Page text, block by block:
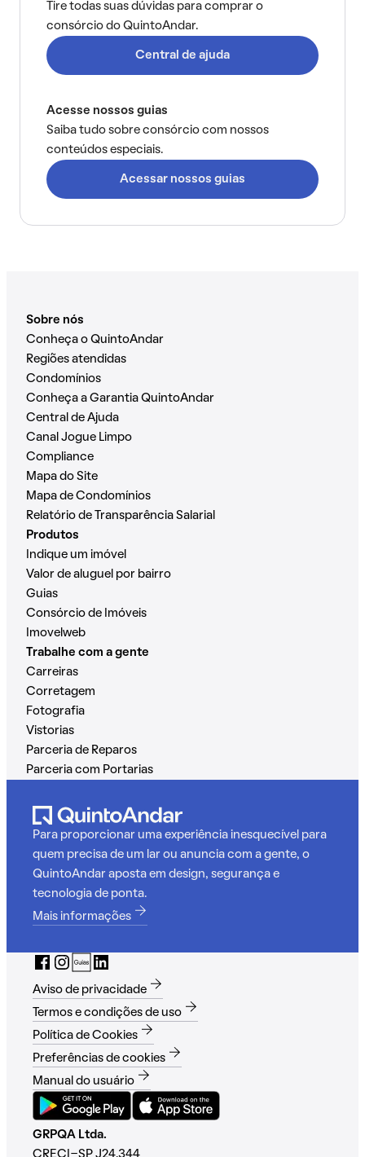
Tire todas suas dúvidas para comprar o
consórcio do QuintoAndar.
Central de ajuda
Acesse nossos guias
Saiba tudo sobre consórcio com nossos
conteúdos especiais.
Acessar nossos guias
Sobre nós
Conheça o QuintoAndar
Regiões atendidas
Condomínios
Conheça a Garantia QuintoAndar
Central de Ajuda
Canal Jogue Limpo
Compliance
Mapa do Site
Mapa de Condomínios
Relatório de Transparência Salarial
Produtos
Indique um imóvel
Valor de aluguel por bairro
Guias
Consórcio de Imóveis
Imovelweb
Trabalhe com a gente
Carreiras
Corretagem
Fotografia
Vistorias
Parceria de Reparos
Parceria com Portarias
Para proporcionar uma experiência inesquecível para
quem precisa de um lar ou anuncia com a gente, o
QuintoAndar aposta em design, segurança e
tecnologia de ponta.
Mais informações
Aviso de privacidade
Termos e condições de uso
Política de Cookies
Preferências de cookies
Manual do usuário
GRPQA Ltda.